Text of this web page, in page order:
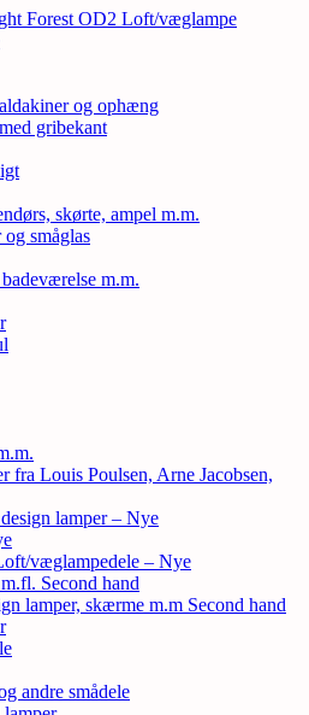
Forest OD2 Loft/væglampe
og ophæng
gribekant
skørte, ampel m.m.
småglas
m.m.
fra Louis Poulsen, Arne Jacobsen,
lamper – Nye
væglampedele – Nye
Second hand
lamper, skærme m.m Second hand
andre smådele